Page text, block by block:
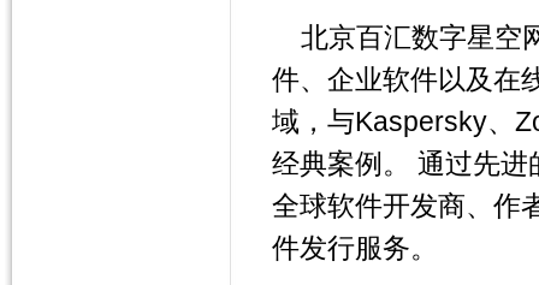
北京百汇数字星空
件、企业软件以及在
域，与Kaspersky、
经典案例。 通过先
全球软件开发商、作
件发行服务。